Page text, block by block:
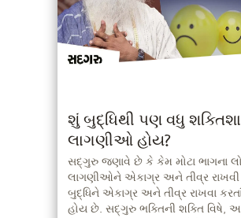
શું બુદ્ધિથી પણ વધુ
લાગણીઓ હોય?
સદ્‍ગુરુ જણાવે છે કે કેમ મોટા ભાગના
લાગણીઓને એકાગ્ર અને તીવ્ર
બુદ્ધિને એકાગ્ર અને તીવ્ર રાખવા
હોય છે. સદ્‍ગુરુ ભક્તિની શક્તિ વિષે,